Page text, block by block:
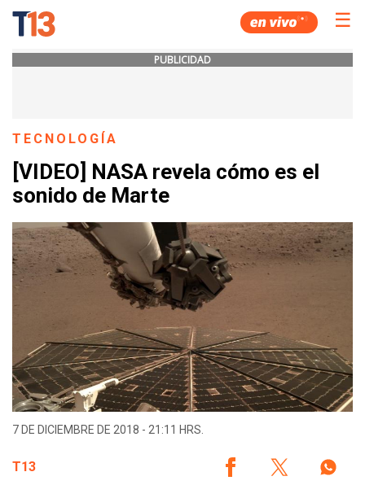
☰
PUBLICIDAD
TECNOLOGÍA
[VIDEO] NASA revela cómo es el
sonido de Marte
7 DE DICIEMBRE DE 2018 - 21:11 HRS.
T13